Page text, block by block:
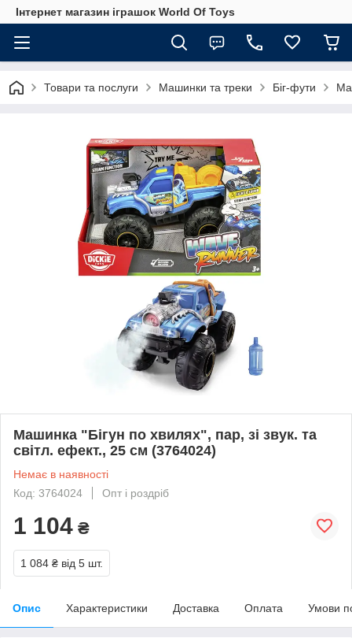
Інтернет магазин іграшок World Of Toys
Товари та послуги Машинки та треки Біг-фути
Машинка "Бігун по хвилях", пар, зі звук. та
світл. ефект., 25 см (3764024)
Немає в наявності
Код: 3764024
Опт і роздріб
1 104 ₴
1 084 ₴ від 5 шт.
Опис Характеристики Доставка Оплата Умови